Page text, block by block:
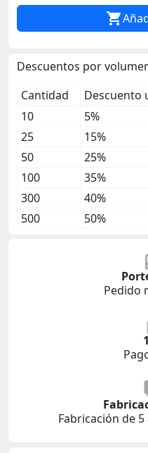

Descuentos por
Cantidad
Descuento
10
5%
25
15%
50
25%
100
35%
300
40%
500
50%
Pedido
Fabricación de 5